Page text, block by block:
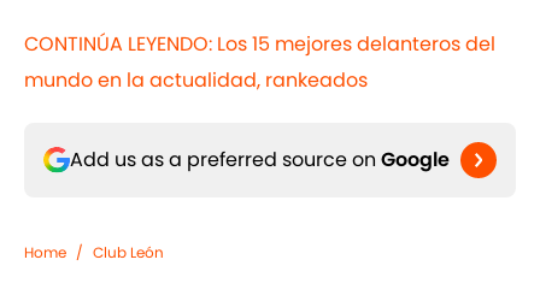
CONTINÚA LEYENDO: Los 15 mejores delanteros del
mundo en la actualidad, rankeados
Add us as a preferred source on Google
Home / Club León